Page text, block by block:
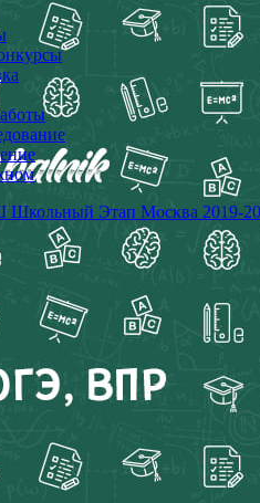
Этап Москва 2019-